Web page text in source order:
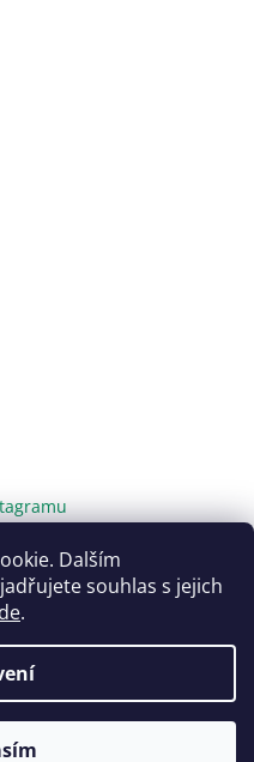
Dalším
souhlas s jejich
.
cookies